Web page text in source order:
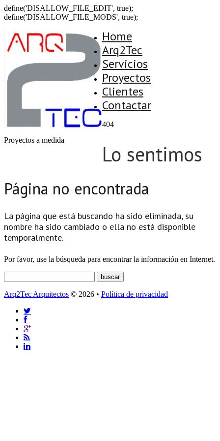
define('DISALLOW_FILE_EDIT', true);
define('DISALLOW_FILE_MODS', true);
Proyectos a medida
Home
Arq2Tec
Servicios
Proyectos
Clientes
Contactar
404
Lo sentimos
Página no encontrada
La página que está buscando ha sido eliminada, su
nombre ha sido cambiado o ella no está disponible
temporalmente.
Por favor, use la búsqueda para encontrar la información en Internet.
Arq2Tec Arquitectos © 2026 • Política de privacidad